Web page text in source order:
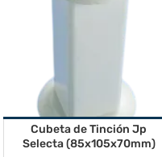
Cubeta de Tinción Jp
Selecta (85x105x70mm)